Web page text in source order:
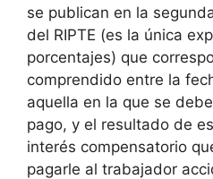
se publican en la
del RIPTE (es la única
porcentajes) que
comprendido entre la
aquella en la que se
pago, y el resultado de
interés compensatorio
pagarle al trabajador